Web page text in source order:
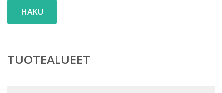
HAKU
TUOTEALUEET